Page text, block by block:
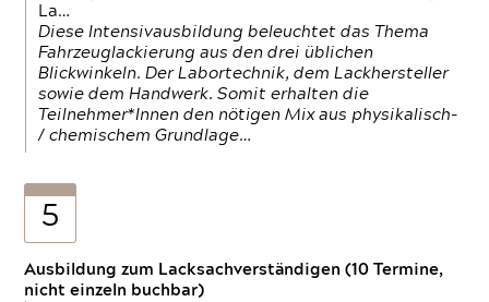
La…
Diese Intensivausbildung beleuchtet das Thema
Fahrzeuglackierung aus den drei üblichen
Blickwinkeln. Der Labortechnik, dem Lackhersteller
sowie dem Handwerk. Somit erhalten die
Teilnehmer*Innen den nötigen Mix aus physikalisch-
/ chemischem Grundlage…
5
Ausbildung zum Lacksachverständigen (10 Termine,
nicht einzeln buchbar)